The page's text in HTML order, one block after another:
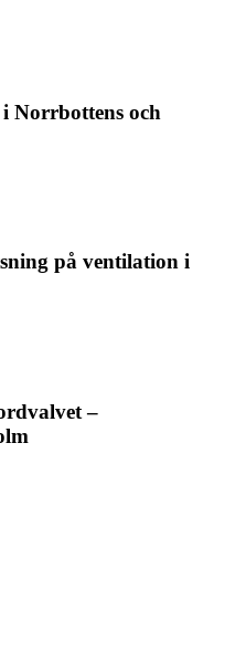
Norrbottens och
på ventilation i
–